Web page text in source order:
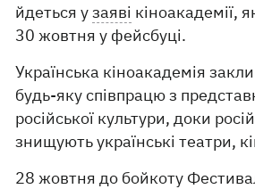
йдеться узаяві кіноакадемії,
30 жовтня у фейсбуці.
Українська кіноакадемія
будь-яку співпрацю з
російської культури, доки
знищують українські театри,
28 жовтня до бойкоту